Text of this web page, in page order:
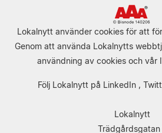
Lokalnytt använder cookies för att
Genom att använda Lokalnytts
användning av cookies och vår
Följ Lokalnytt på LinkedIn,
Lokalnytt
Trädgårdsgatan